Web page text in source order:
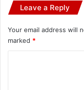
Leave a Reply
Your email address will
marked *